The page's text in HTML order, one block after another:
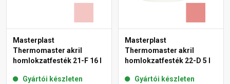
Masterplast
Thermomaster akril
homlokzatfesték 21-F 16 l
Gyártói készleten
Masterplast
Thermomaster akril
homlokzatfesték 22-D 5 l
Gyártói készleten